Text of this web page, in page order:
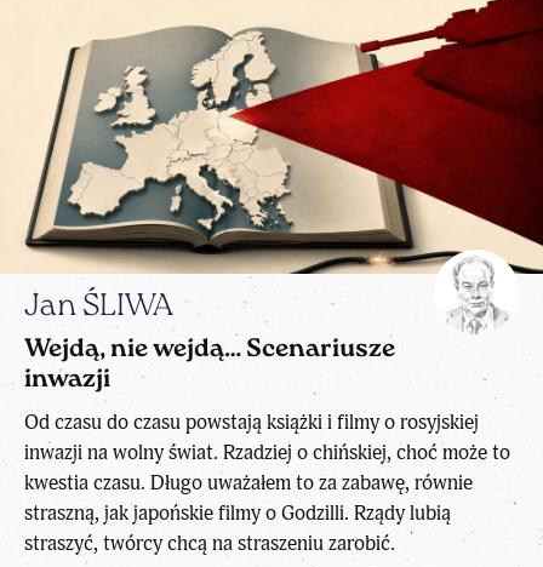
Jan ŚLIWA
Wejdą, nie wejdą… Scenariusze
inwazji
Od czasu do czasu powstają książki i filmy o rosyjskiej
inwazji na wolny świat. Rzadziej o chińskiej, choć może to
kwestia czasu. Długo uważałem to za zabawę, równie
straszną, jak japońskie filmy o Godzilli. Rządy lubią
straszyć, twórcy chcą na straszeniu zarobić.